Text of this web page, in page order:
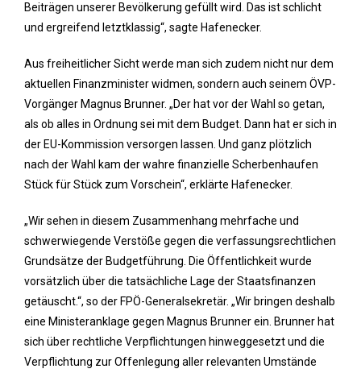
Beiträgen unserer Bevölkerung gefüllt wird. Das ist schlicht
und ergreifend letztklassig“, sagte Hafenecker.
Aus freiheitlicher Sicht werde man sich zudem nicht nur dem
aktuellen Finanzminister widmen, sondern auch seinem ÖVP-
Vorgänger Magnus Brunner. „Der hat vor der Wahl so getan,
als ob alles in Ordnung sei mit dem Budget. Dann hat er sich in
der EU-Kommission versorgen lassen. Und ganz plötzlich
nach der Wahl kam der wahre finanzielle Scherbenhaufen
Stück für Stück zum Vorschein“, erklärte Hafenecker.
„Wir sehen in diesem Zusammenhang mehrfache und
schwerwiegende Verstöße gegen die verfassungsrechtlichen
Grundsätze der Budgetführung. Die Öffentlichkeit wurde
vorsätzlich über die tatsächliche Lage der Staatsfinanzen
getäuscht.“, so der FPÖ-Generalsekretär. „Wir bringen deshalb
eine Ministeranklage gegen Magnus Brunner ein. Brunner hat
sich über rechtliche Verpflichtungen hinweggesetzt und die
Verpflichtung zur Offenlegung aller relevanten Umstände